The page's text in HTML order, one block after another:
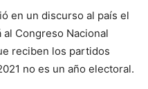
en un discurso al país el
Congreso Nacional
reciben los partidos
no es un año electoral.